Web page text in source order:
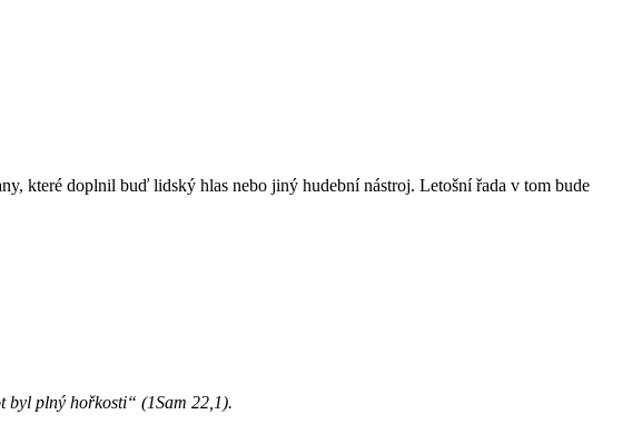
které doplnil buď lidský hlas nebo jiný hudební nástroj. Letošní řada v tom bude
byl plný hořkosti“ (1Sam 22,1).